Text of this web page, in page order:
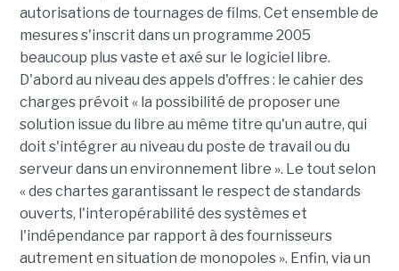
autorisations de tournages de films. Cet ensemble de
mesures s'inscrit dans un programme 2005
beaucoup plus vaste et axé sur le logiciel libre.
D'abord au niveau des appels d'offres : le cahier des
charges prévoit « la possibilité de proposer une
solution issue du libre au même titre qu'un autre, qui
doit s'intégrer au niveau du poste de travail ou du
serveur dans un environnement libre ». Le tout selon
« des chartes garantissant le respect de standards
ouverts, l'interopérabilité des systèmes et
l'indépendance par rapport à des fournisseurs
autrement en situation de monopoles ». Enfin, via un